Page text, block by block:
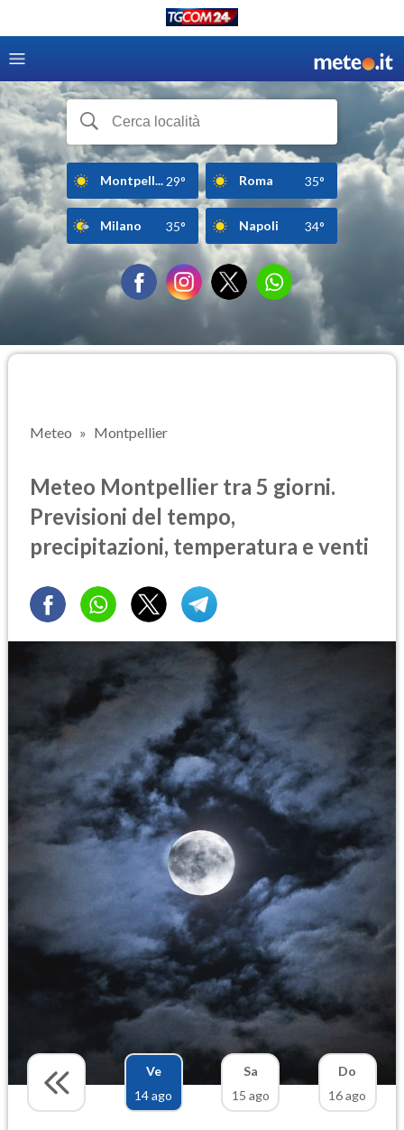
Montpell... 29° Roma 35°
Milano 35° Napoli 34°
Meteo Montpellier
Meteo Montpellier tra 5 giorni.
Previsioni del tempo,
precipitazioni, temperatura e venti
Ve
14 ago
Sa
15 ago
Do
16 ago